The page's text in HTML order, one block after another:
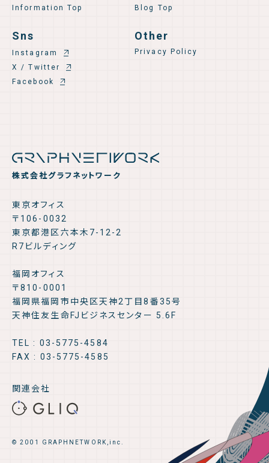
株式会社グラフネットワーク
東京オフィス
〒106-0032
東京都港区六本木7-12-2
R7ビルディング
福岡オフィス
〒810-0001
福岡県福岡市中央区天神2丁目8番35号
天神住友生命FJビジネスセンター 5.6F
TEL : 03-5775-4584
FAX : 03-5775-4585
関連会社
© 2001 GRAPHNETWORK,inc.
Information Top Blog Top
Sns
Instagram
X / Twitter
Facebook
Other
Privacy Policy